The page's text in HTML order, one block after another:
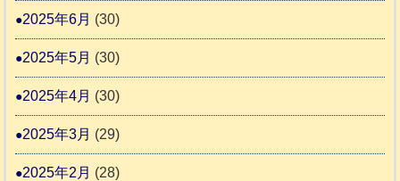
2025年6月 (30)
2025年5月 (30)
2025年4月 (30)
2025年3月 (29)
2025年2月 (28)